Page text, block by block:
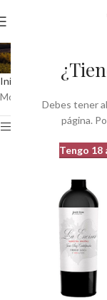
Debes tener
página.
Tengo 18
Inicio Variedad
Mostrando los 2
Ver barra lateral